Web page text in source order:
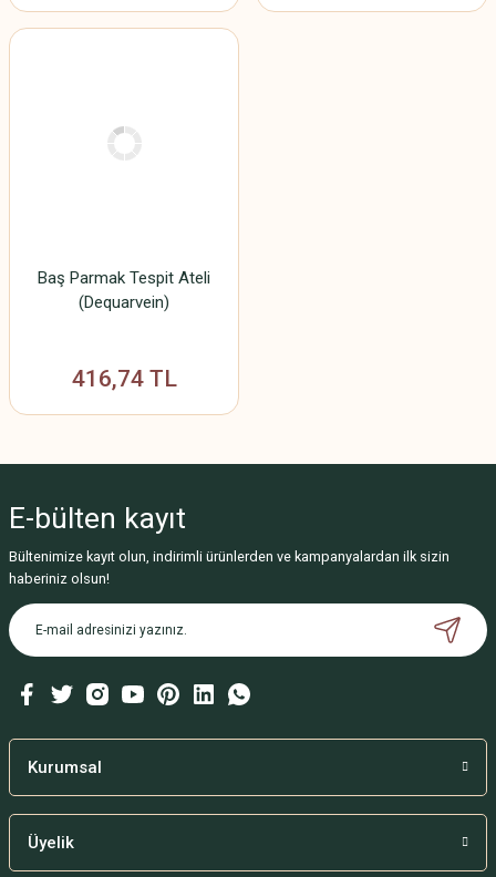
Baş Parmak Tespit Ateli
(Dequarvein)
416,74 TL
E-bülten kayıt
Bültenimize kayıt olun, indirimli ürünlerden ve kampanyalardan ilk sizin
haberiniz olsun!
Kurumsal
Üyelik